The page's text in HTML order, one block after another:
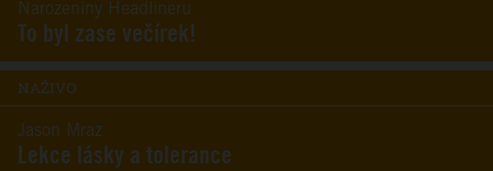
Narozeniny Headlineru
To byl zase večírek!
NAŽIVO
Jason Mraz
Lekce lásky a tolerance